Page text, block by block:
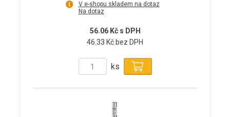
V e-shopu skladem na dotaz
Na dotaz
56.06 Kč s DPH
46.33 Kč bez DPH
ks